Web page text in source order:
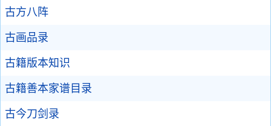
古方八阵
古画品录
古籍版本知识
古籍善本家谱目录
古今刀剑录